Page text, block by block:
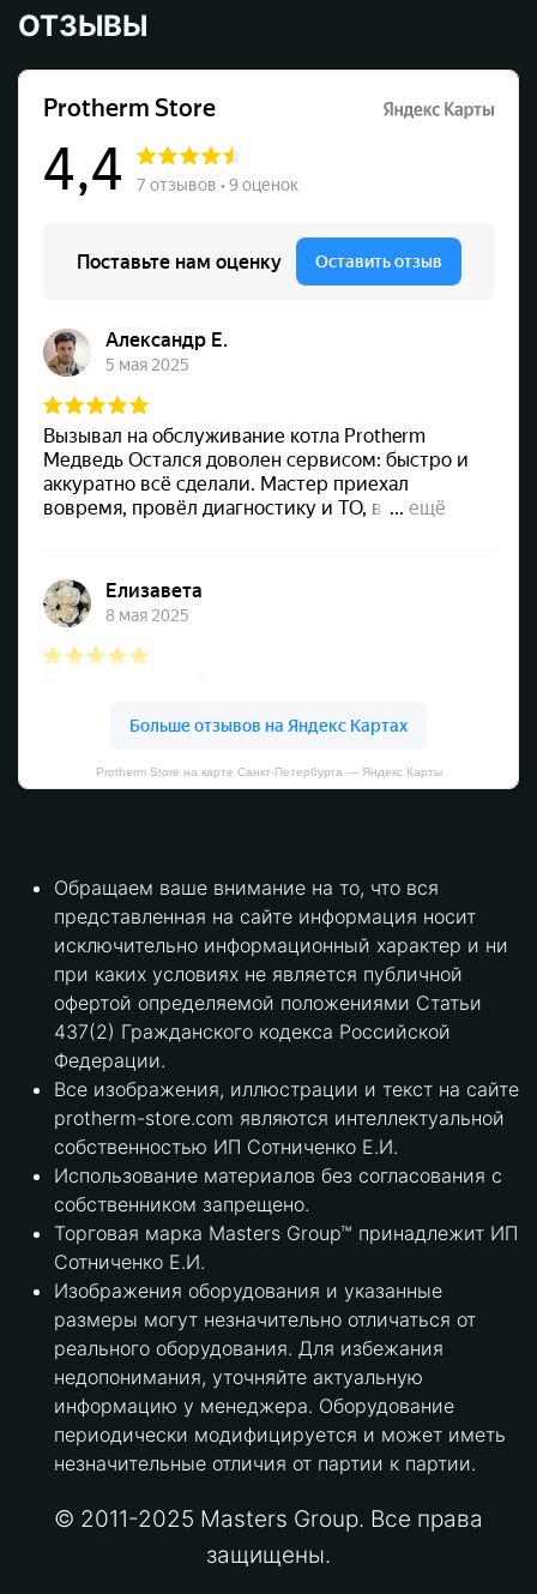
ОТЗЫВЫ
Protherm Store на карте Санкт‑Петербурга — Яндекс Карты
Обращаем ваше внимание на то, что вся
представленная на сайте информация носит
исключительно информационный характер и ни
при каких условиях не является публичной
офертой определяемой положениями Статьи
437(2) Гражданского кодекса Российской
Федерации.
Все изображения, иллюстрации и текст на сайте
protherm-store.com являются интеллектуальной
собственностью ИП Сотниченко Е.И.
Использование материалов без согласования с
собственником запрещено.
Торговая марка Masters Group™ принадлежит ИП
Сотниченко Е.И.
Изображения оборудования и указанные
размеры могут незначительно отличаться от
реального оборудования. Для избежания
недопонимания, уточняйте актуальную
информацию у менеджера. Оборудование
периодически модифицируется и может иметь
незначительные отличия от партии к партии.
© 2011-2025 Masters Group. Все права
защищены.